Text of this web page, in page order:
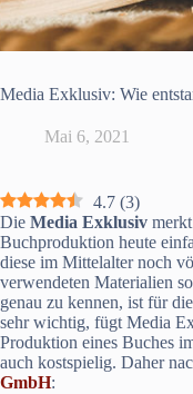
Media Exklusiv: Wie
Mai 6, 2021
4.7 (3)
Die Media Exklusiv
Buchproduktion heute
diese im Mittelalter noch
verwendeten Materialien
genau zu kennen, ist für
sehr wichtig, fügt Media
Produktion eines Buches
auch kostspielig. Daher
GmbH: